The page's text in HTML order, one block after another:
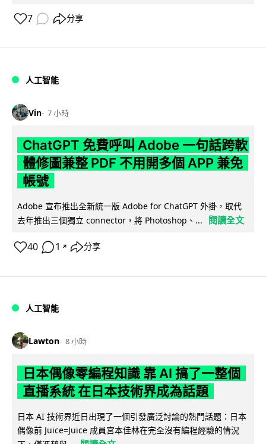
7 分享
人工智能
Vin 7 小時
ChatGPT 免費呼叫 Adobe 一句話跨軟
體修圖兼整 PDF 不用開多個 APP 兼免
帳號
Adobe 宣布推出全新統一版 Adobe for ChatGPT 外掛，取代
去年推出三個獨立 connector，將 Photoshop、...
閱讀全文
40 1 ↗ 分享
人工智能
Lawton 8 小時
日本偶像零編程知識 靠 AI 搞了一整個
直播系統 在日本技術界成為話題
日本 AI 技術界近日出現了一個引發廣泛討論的熱門話題：日本
偶像前 Juice=Juice 成員宮本佳林在完全沒有編程經驗的情況